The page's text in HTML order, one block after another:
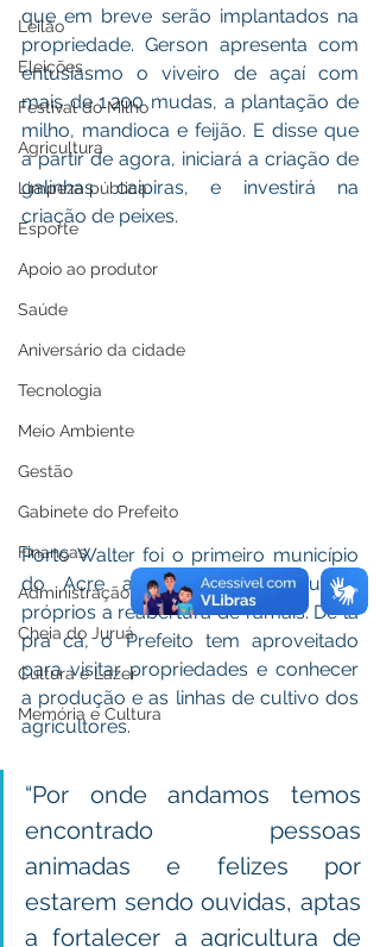
Leilão
Eleições
Festival do Milho
Agricultura
Limpeza pública
Esporte
Apoio ao produtor
Saúde
Aniversário da cidade
Tecnologia
Meio Ambiente
Gestão
Gabinete do Prefeito
Finanças
Administração
Cheia do Juruá
Cultura e Lazer
Memória e Cultura
que em breve serão implantados na
propriedade. Gerson apresenta com
entusiasmo o viveiro de açaí com
mais de 1.200 mudas, a plantação de
milho, mandioca e feijão. E disse que
a partir de agora, iniciará a criação de
galinhas caipiras, e investirá na
criação de peixes.
Porto Walter foi o primeiro município
do Acre a iniciar, com recursos
próprios a reabertura de ramais. De lá
pra cá, o Prefeito tem aproveitado
para visitar propriedades e conhecer
a produção e as linhas de cultivo dos
agricultores.
“Por onde andamos temos
encontrado pessoas
animadas e felizes por
estarem sendo ouvidas, aptas
a fortalecer a agricultura de